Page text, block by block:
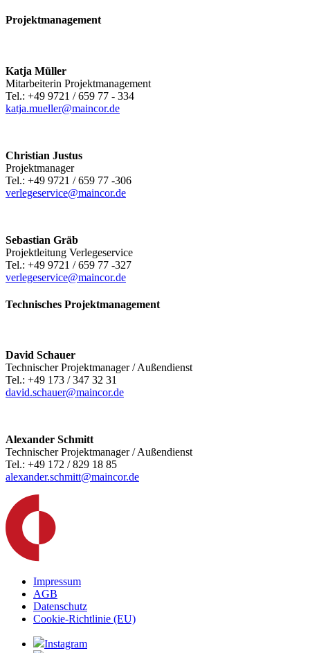
Projektmanagement
Katja Müller
Mitarbeiterin Projektmanagement
Tel.: +49 9721 / 659 77 - 334
katja.mueller@maincor.de
Christian Justus
Projektmanager
Tel.: +49 9721 / 659 77 -306
verlegeservice@maincor.de
Sebastian Gräb
Projektleitung Verlegeservice
Tel.: +49 9721 / 659 77 -327
verlegeservice@maincor.de
Technisches Projektmanagement
David Schauer
Technischer Projektmanager / Außendienst
Tel.: +49 173 / 347 32 31
david.schauer@maincor.de
Alexander Schmitt
Technischer Projektmanager / Außendienst
Tel.: +49 172 / 829 18 85
alexander.schmitt@maincor.de
Impressum
AGB
Datenschutz
Cookie-Richtlinie (EU)
Instagram